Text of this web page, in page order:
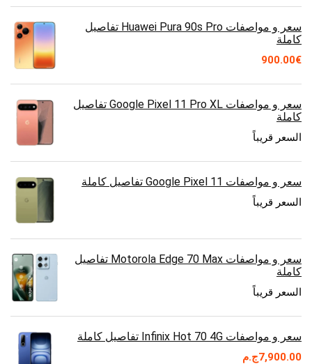
سعر و مواصفات Huawei Pura 90s Pro تفاصيل
كاملة
€
900.00
سعر و مواصفات Google Pixel 11 Pro XL تفاصيل
كاملة
السعر قريباً
سعر و مواصفات Google Pixel 11 تفاصيل كاملة
السعر قريباً
سعر و مواصفات Motorola Edge 70 Max تفاصيل
كاملة
السعر قريباً
سعر و مواصفات Infinix Hot 70 4G تفاصيل كاملة
ج.م7,900.00